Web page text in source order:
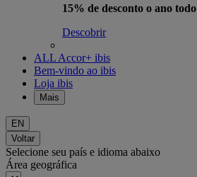
15% de desconto o ano todo
Descobrir
ALL Accor+ ibis
Bem-vindo ao ibis
Loja ibis
Mais
EN
Voltar
Selecione seu país e idioma abaixo
Área geográfica